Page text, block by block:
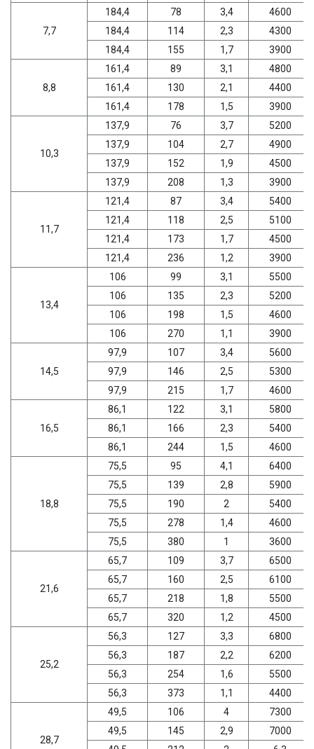
7,7
184,4 78 3,4
4600
184,4
114 2,3
4300
184,4
155 1,7 3900
8,8
161,4 89 3,1
4800
161,4
130 2,1
4400
161,4
178 1,5 3900
10,3
137,9 76 3,7
5200
137,9
104 2,7
4900
137,9
152 1,9
4500
137,9
208 1,3 3900
11,7
121,4 87 3,4
5400
121,4
118 2,5
5100
121,4
173 1,7
4500
121,4
236 1,2 3900
13,4
106 99 3,1
5500
106
135 2,3
5200
106
198 1,5
4600
106
270 1,1 3900
14,5
97,9 107 3,4
5600
97,9
146 2,5
5300
97,9
215 1,7 4600
16,5
86,1 122 3,1
5800
86,1
166 2,3
5400
86,1
244 1,5 4600
18,8
75,5 95 4,1
6400
75,5
139 2,8
5900
75,5
190 2
5400
75,5
278 1,4
4600
75,5
380 1 3600
21,6
65,7 109 3,7
6500
65,7
160 2,5
6100
65,7
218 1,8
5500
65,7
320 1,2 4500
25,2
56,3 127 3,3
6800
56,3
187 2,2
6200
56,3
254 1,6
5500
56,3
373 1,1 4400
28,7
49,5 106 4
7300
49,5
145 2,9
7000